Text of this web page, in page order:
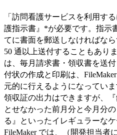
「訪問看護サービスを利用す
護指示書』*が必要です。指示
てに書面を郵送しなければな
50 通以上送付することもあり
は、毎月請求書・領収書を送
付状の作成と印刷は、
元的に行えるようになってい
領収証の出力はできますが、
とせなかった前月分と今月分
る』といったイレギュラーな
FileMaker では、（開発担当者